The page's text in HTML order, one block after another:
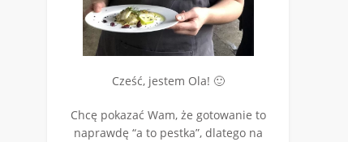
Cześć, jestem Ola! 🙂
Chcę pokazać Wam, że gotowanie to
naprawdę “a to pestka”, dlatego na